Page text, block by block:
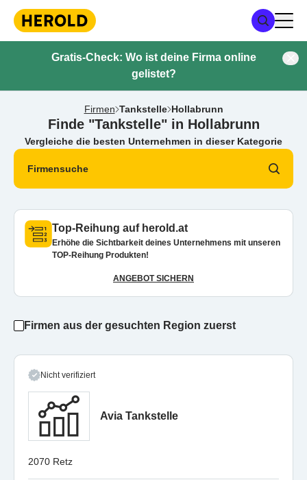
Gratis-Check: Wo ist deine Firma online
gelistet?
Firmen Tankstelle Hollabrunn
Finde "Tankstelle" in Hollabrunn
Vergleiche die besten Unternehmen in dieser Kategorie
Firmensuche
Top-Reihung auf herold.at
Erhöhe die Sichtbarkeit deines Unternehmens mit unseren
TOP-Reihung Produkten!
ANGEBOT SICHERN
Firmen aus der gesuchten Region zuerst
Nicht verifiziert
Avia Tankstelle
2070 Retz